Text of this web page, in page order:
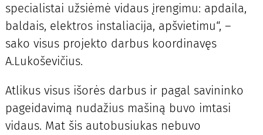
specialistai užsiėmė vidaus įrengimu: apdaila,
baldais, elektros instaliacija, apšvietimu“, –
sako visus projekto darbus koordinavęs
A.Lukoševičius.
Atlikus visus išorės darbus ir pagal savininko
pageidavimą nudažius mašiną buvo imtasi
vidaus. Mat šis autobusiukas nebuvo